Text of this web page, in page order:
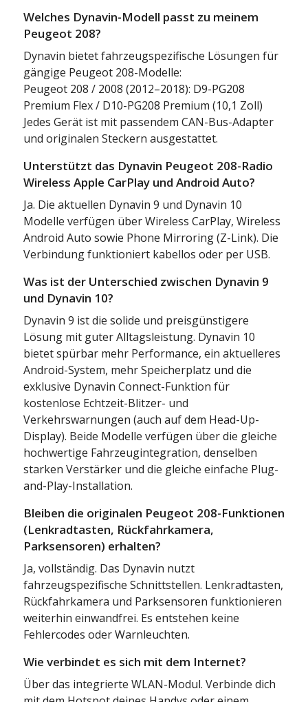
Welches Dynavin-Modell passt zu meinem
Peugeot 208?
Dynavin bietet fahrzeugspezifische Lösungen für
gängige Peugeot 208-Modelle:
Peugeot 208 / 2008 (2012–2018): D9-PG208
Premium Flex / D10-PG208 Premium (10,1 Zoll)
Jedes Gerät ist mit passendem CAN-Bus-Adapter
und originalen Steckern ausgestattet.
Unterstützt das Dynavin Peugeot 208-Radio
Wireless Apple CarPlay und Android Auto?
Ja. Die aktuellen Dynavin 9 und Dynavin 10
Modelle verfügen über Wireless CarPlay, Wireless
Android Auto sowie Phone Mirroring (Z-Link). Die
Verbindung funktioniert kabellos oder per USB.
Was ist der Unterschied zwischen Dynavin 9
und Dynavin 10?
Dynavin 9 ist die solide und preisgünstigere
Lösung mit guter Alltagsleistung. Dynavin 10
bietet spürbar mehr Performance, ein aktuelleres
Android-System, mehr Speicherplatz und die
exklusive Dynavin Connect-Funktion für
kostenlose Echtzeit-Blitzer- und
Verkehrswarnungen (auch auf dem Head-Up-
Display). Beide Modelle verfügen über die gleiche
hochwertige Fahrzeugintegration, denselben
starken Verstärker und die gleiche einfache Plug-
and-Play-Installation.
Bleiben die originalen Peugeot 208-Funktionen
(Lenkradtasten, Rückfahrkamera,
Parksensoren) erhalten?
Ja, vollständig. Das Dynavin nutzt
fahrzeugspezifische Schnittstellen. Lenkradtasten,
Rückfahrkamera und Parksensoren funktionieren
weiterhin einwandfrei. Es entstehen keine
Fehlercodes oder Warnleuchten.
Wie verbindet es sich mit dem Internet?
Über das integrierte WLAN-Modul. Verbinde dich